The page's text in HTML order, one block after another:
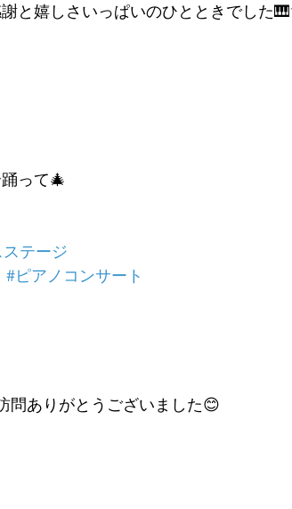
と嬉しさいっぱいのひとときでした
って🎄
テージ
#ピアノコンサート
問ありがとうございました😊